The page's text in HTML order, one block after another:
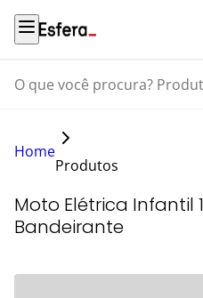
O que você procura? Produtos,
Home
Produtos
Moto Elétrica Infantil
Bandeirante